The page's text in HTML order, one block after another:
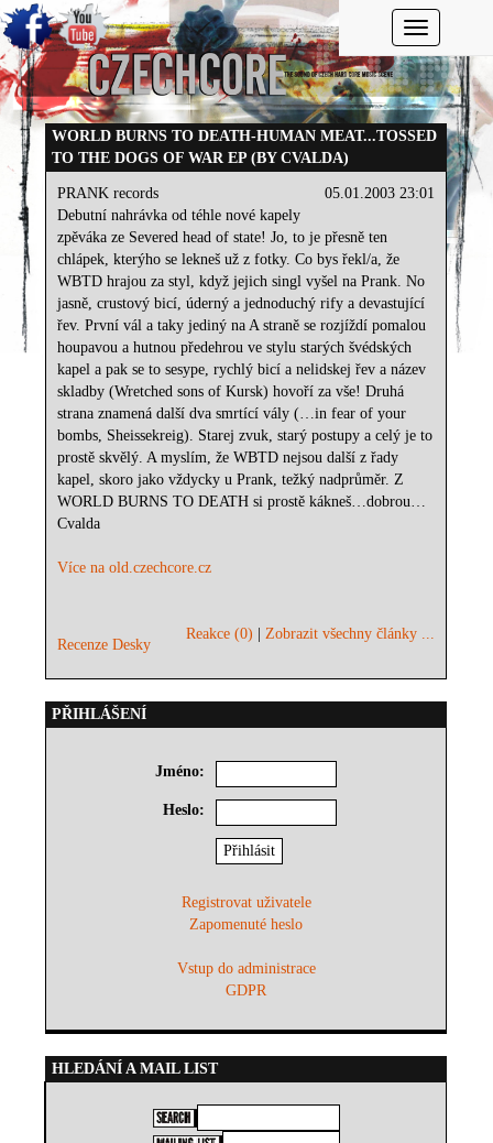
Toggle
WORLD BURNS TO DEATH-HUMAN MEAT...TOSSED
TO THE DOGS OF WAR EP (BY CVALDA)
05.01.2003 23:01
PRANK records
Debutní nahrávka od téhle nové kapely
zpěváka ze Severed head of state! Jo, to je přesně ten
chlápek, kterýho se lekneš už z fotky. Co bys řekl/a, že
WBTD hrajou za styl, když jejich singl vyšel na Prank. No
jasně, crustový bicí, úderný a jednoduchý rify a devastující
řev. První vál a taky jediný na A straně se rozjíždí pomalou
houpavou a hutnou předehrou ve stylu starých švédských
kapel a pak se to sesype, rychlý bicí a nelidskej řev a název
skladby (Wretched sons of Kursk) hovoří za vše! Druhá
strana znamená další dva smrtící vály (…in fear of your
bombs, Sheissekreig). Starej zvuk, starý postupy a celý je to
prostě skvělý. A myslím, že WBTD nejsou další z řady
kapel, skoro jako vždycky u Prank, težký nadprůměr. Z
WORLD BURNS TO DEATH si prostě kákneš…dobrou…
Cvalda
Více na old.czechcore.cz
Recenze Desky
Reakce (0) |Zobrazit všechny články ...
PŘIHLÁŠENÍ
Jméno:
Heslo:
Registrovat uživatele
Zapomenuté heslo
Vstup do administrace
GDPR
HLEDÁNÍ A MAIL LIST